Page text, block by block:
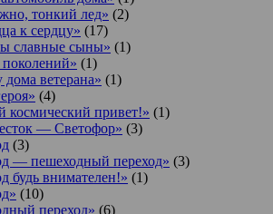
тонкий лед» (2)
к сердцу» (17)
славные сыны» (1)
(1)
дома ветерана» (1)
(4)
космический привет!» (1)
— Светофор» (3)
(3)
— пешеходный переход» (3)
будь внимателен!» (1)
(10)
переход» (6)